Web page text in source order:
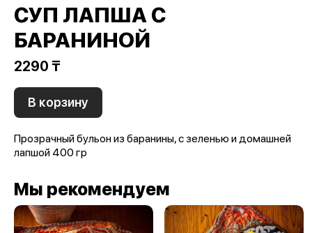
СУП ЛАПША С
БАРАНИНОЙ
2290 ₸
В корзину
Прозрачный бульон из баранины, с зеленью и домашней
лапшой 400 гр
Мы рекомендуем